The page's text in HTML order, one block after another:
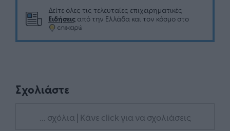
Δείτε όλες τις τελευταίες επιχειρηματικές
Ειδήσεις από την Ελλάδα και τον κόσμο στο
Σχολιάστε
... σχόλια | Κάνε click για να σχολιάσεις